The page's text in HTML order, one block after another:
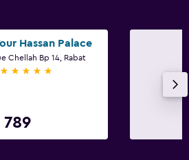
Hassan Palace
Chellah Bp 14, Rabat
5 estrellas